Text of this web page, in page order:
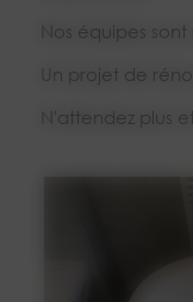
Nos équipes
Un projet de
N'attendez plus